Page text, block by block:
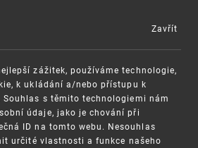
MENU
zážitek, používáme technologie,
k ukládání a/nebo přístupu k
s těmito technologiemi nám
údaje, jako je chování při
ID na tomto webu. Nesouhlas
určité vlastnosti a funkce našeho
Zavřít